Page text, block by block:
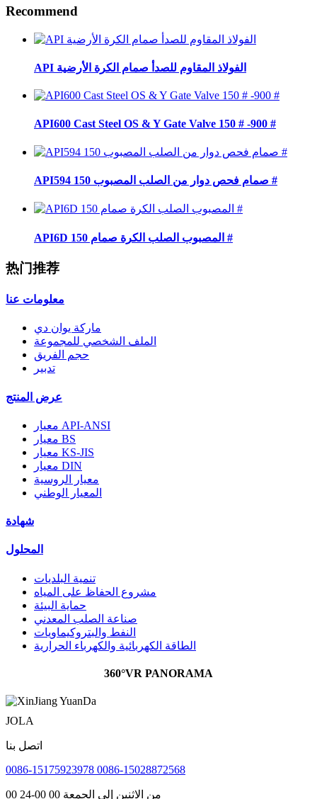
Recommend
API الفولاذ المقاوم للصدأ صمام الكرة الأرضية
API600 Cast Steel OS & Y Gate Valve 150 # -900 #
API594 صمام فحص دوار من الصلب المصبوب 150 #
API6D المصبوب الصلب الكرة صمام 150 #
热门推荐
معلومات عنا
ماركة يوان دي
الملف الشخصي للمجموعة
حجم الفريق
تدبير
عرض المنتج
معيار API-ANSI
معيار BS
معيار KS-JIS
معيار DIN
معيار الروسية
المعيار الوطني
شهادة
المحلول
تنمية البلديات
مشروع الحفاظ على المياه
حماية البيئة
صناعة الصلب المعدني
النفط والبتروكيماويات
الطاقة الكهربائية والكهرباء الحرارية
360°VR PANORAMA
JOLA
اتصل بنا
0086-15175923978 0086-15028872568
من الاثنين إلى الجمعة 00 00-24 00